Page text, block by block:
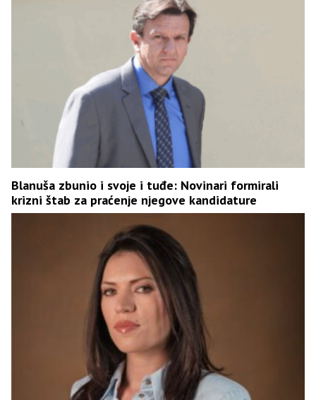
Blanuša zbunio i svoje i tuđe: Novinari formirali
krizni štab za praćenje njegove kandidature